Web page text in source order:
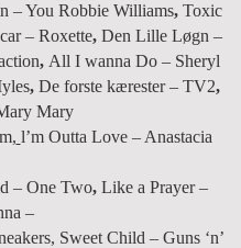
– You Robbie Williams, Toxic
– Roxette, Den Lille Løgn –
, All I wanna Do – Sheryl
, De forste kærester – TV2,
Mary
l’m Outta Love – Anastacia
– One Two, Like a Prayer –
–
Sweet Child – Guns ‘n’